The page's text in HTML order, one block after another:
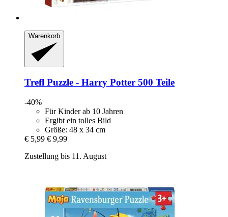
Warenkorb
Trefl Puzzle -​ Harry Potter 500 Teile
-40%
Für Kinder ab 10 Jahren
Ergibt ein tolles Bild
Größe: 48 x 34 cm
€ 5,99 € 9,99
Zustellung bis 11. August